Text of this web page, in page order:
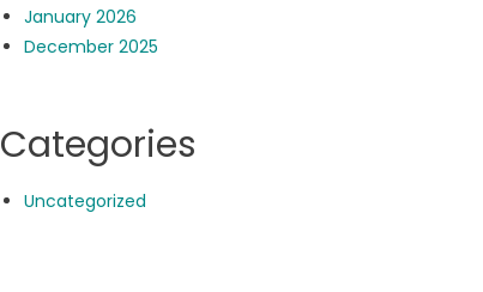
January 2026
December 2025
Categories
Uncategorized